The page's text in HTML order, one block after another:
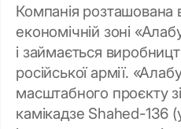
Компанія розташована
економічній зоні
і займається
російської армії.
масштабного проєкту
камікадзе Shahed-136